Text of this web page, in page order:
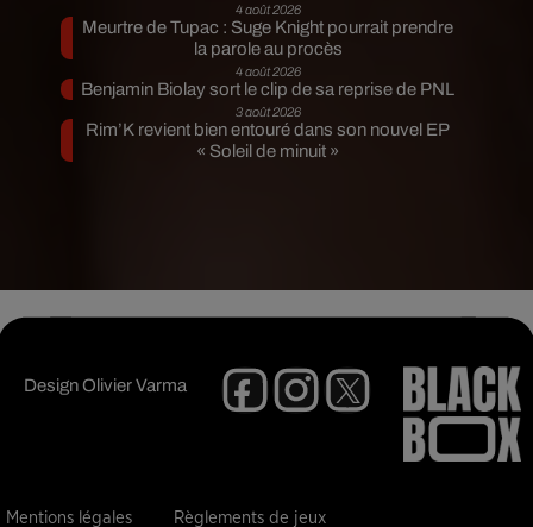
4 août 2026
Meurtre de Tupac : Suge Knight pourrait prendre
la parole au procès
4 août 2026
Benjamin Biolay sort le clip de sa reprise de PNL
3 août 2026
Rim’K revient bien entouré dans son nouvel EP
« Soleil de minuit »
DesignOlivier Varma
Mentions légales Règlements de jeux